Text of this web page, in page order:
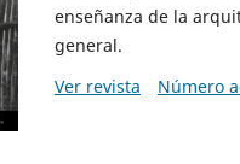
enseñanza de la
general.
Ver revista
Número